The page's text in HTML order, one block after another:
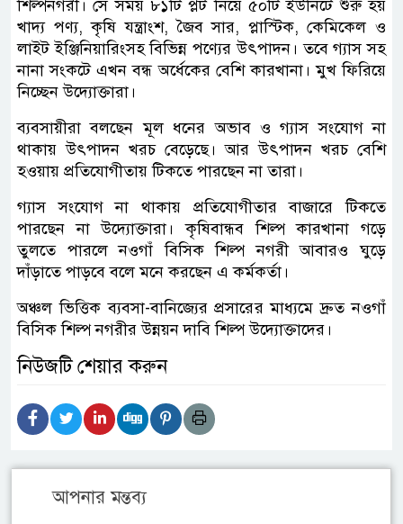
শিল্পনগরী। সে সময় ৮১টি প্লট নিয়ে ৫০টি ইউনিটে শুরু হয়
খাদ্য পণ্য, কৃষি যন্ত্রাংশ, জৈব সার, প্লাস্টিক, কেমিকেল ও
লাইট ইঞ্জিনিয়ারিংসহ বিভিন্ন পণ্যের উৎপাদন। তবে গ্যাস সহ
নানা সংকটে এখন বন্ধ অর্ধেকের বেশি কারখানা। মুখ ফিরিয়ে
নিচ্ছেন উদ্যোক্তারা।
ব্যবসায়ীরা বলছেন মূল ধনের অভাব ও গ্যাস সংযোগ না
থাকায় উৎপাদন খরচ বেড়েছে। আর উৎপাদন খরচ বেশি
হওয়ায় প্রতিযোগীতায় টিকতে পারছেন না তারা।
গ্যাস সংযোগ না থাকায় প্রতিযোগীতার বাজারে টিকতে
পারছেন না উদ্যোক্তারা। কৃষিবান্ধব শিল্প কারখানা গড়ে
তুলতে পারলে নওগাঁ বিসিক শিল্প নগরী আবারও ঘুড়ে
দাঁড়াতে পাড়বে বলে মনে করছেন এ কর্মকর্তা।
অঞ্চল ভিত্তিক ব্যবসা-বানিজ্যের প্রসারের মাধ্যমে দ্রুত নওগাঁ
বিসিক শিল্প নগরীর উন্নয়ন দাবি শিল্প উদ্যোক্তাদের।
নিউজটি শেয়ার করুন
আপনার মন্তব্য